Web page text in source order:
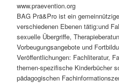
www.praevention.org
BAG Prä&Pro ist ein
verschiedenen Ebenen tätig:und
sexuelle Übergriffe,
Vorbeugungsangebote und
Veröffentlichungen: Fachliteratur,
themen-spezifische Kinderbücher
pädagogischen